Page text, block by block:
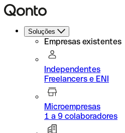
Soluções
Empresas existentes
Independentes
Freelancers e ENI
Microempresas
1 a 9 colaboradores